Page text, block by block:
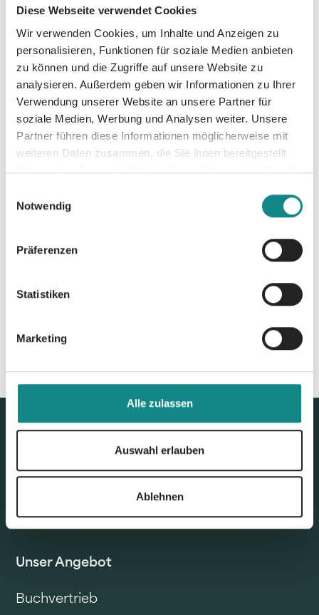
Diese Webseite verwendet Cookies
Wir verwenden Cookies, um Inhalte und Anzeigen zu
personalisieren, Funktionen für soziale Medien anbieten
zu können und die Zugriffe auf unsere Website zu
analysieren. Außerdem geben wir Informationen zu Ihrer
Verwendung unserer Website an unsere Partner für
soziale Medien, Werbung und Analysen weiter. Unsere
Partner führen diese Informationen möglicherweise mit
weiteren Daten zusammen, die Sie ihnen bereitgestellt
haben oder die sie im Rahmen Ihrer Nutzung der Dienste
Notwendig
Präferenzen
Statistiken
Marketing
Alle zulassen
Auswahl erlauben
Ablehnen
Träumen und überraschenden Wendungen.
Informationen
PDF
Unser Angebot
Buchvertrieb